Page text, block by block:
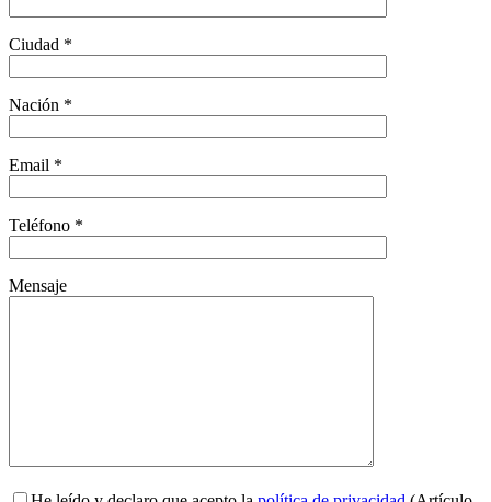
Ciudad *
Nación *
Email *
Teléfono *
Mensaje